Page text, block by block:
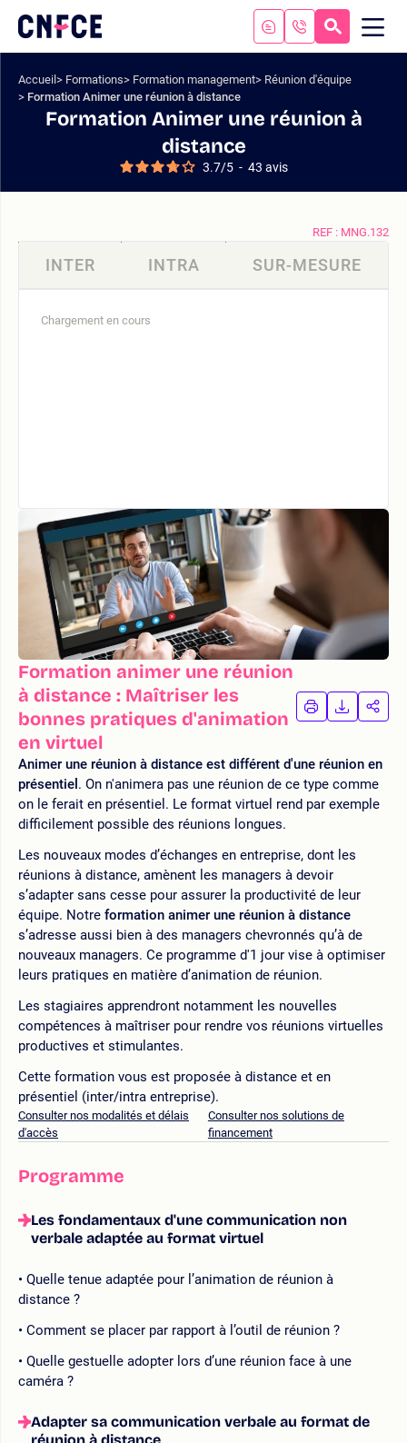
contenu
recherche
Logo
site
Accueil Formations Formation management
Réunion d'équipe
Formation Animer une réunion à distance
Formation Animer une réunion à
distance
3.7/5 - 43 avis
Formation animer une réunion
à distance : Maîtriser les
bonnes pratiques d'animation
en virtuel
IMPRIMER
LA
LA
Animer une réunion à distance est différent d'une réunion en
présentiel . On n'animera pas une réunion de ce type comme
on le ferait en présentiel. Le format virtuel rend par exemple
difficilement possible des réunions longues.
Les nouveaux modes d’échanges en entreprise, dont les
réunions à distance, amènent les managers à devoir
s’adapter sans cesse pour assurer la productivité de leur
équipe. Notre formation animer une réunion à distance
s’adresse aussi bien à des managers chevronnés qu’à de
nouveaux managers. Ce programme d'1 jour vise à optimiser
leurs pratiques en matière d’animation de réunion.
Les stagiaires apprendront notamment les nouvelles
compétences à maîtriser pour rendre vos réunions virtuelles
productives et stimulantes.
Cette formation vous est proposée à distance et en
présentiel (inter/intra entreprise).
Consulter nos modalités et délais
d'accès
Consulter nos solutions de
financement
Programme
Les fondamentaux d'une communication non
verbale adaptée au format virtuel
Quelle tenue adaptée pour l’animation de réunion à
distance ?
Comment se placer par rapport à l’outil de réunion ?
Quelle gestuelle adopter lors d’une réunion face à une
caméra ?
Adapter sa communication verbale au format de
réunion à distance
REF : MNG.132
INTER INTRA SUR-MESURE